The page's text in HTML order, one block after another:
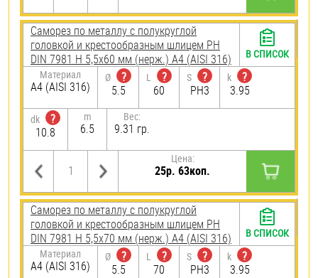
Саморез по металлу с полукруглой
головкой и крестообразным шлицем PH
DIN 7981 H 5,5х60 мм (нерж.) A4 (AISI 316)
Материал
A4 (AISI 316)
Ø
?
5.5
L
?
60
S
?
PH3
k
?
3.95
dk
?
10.8
m
6.5
Вес:
9.31 гр.
Цена:
25р. 63коп.
В СПИСОК
Саморез по металлу с полукруглой
головкой и крестообразным шлицем PH
DIN 7981 H 5,5х70 мм (нерж.) A4 (AISI 316)
Материал
A4 (AISI 316)
Ø
?
5.5
L
?
70
S
?
PH3
k
?
3.95
В СПИСОК